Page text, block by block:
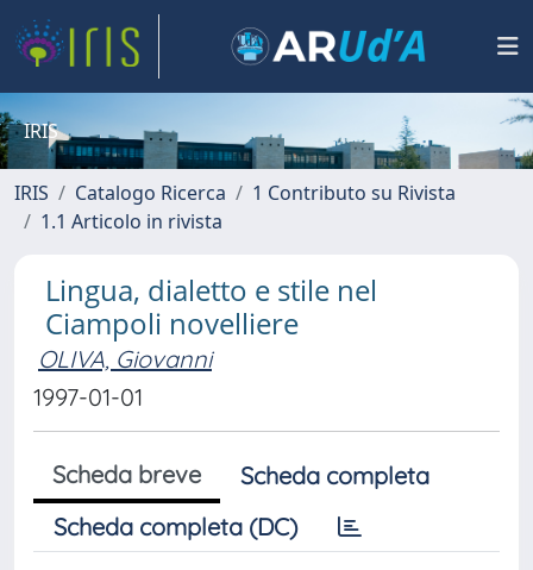
IRIS
IRIS Catalogo Ricerca
1 Contributo su Rivista
1.1 Articolo in rivista
Lingua, dialetto e stile nel
Ciampoli novelliere
OLIVA, Giovanni
1997-01-01
Scheda breve
Scheda completa
Scheda completa (DC)